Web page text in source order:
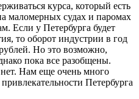
курса, который есть
маломерных судах и паромах
Если у Петербурга будет
то оборот индустрии в год
Но это возможно,
пока все разобщены.
Нам еще очень много
Петербурга